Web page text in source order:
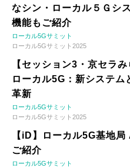
なシン・ローカル５Ｇシ
機能もご紹介
ローカル5Gサミット
ローカル5Gサミット2025
【セッション3・京セラ
ローカル5G：新システム
革新
ローカル5Gサミット
ローカル5Gサミット2025
【iD】ローカル5G基地
ご紹介
ローカル5Gサミット